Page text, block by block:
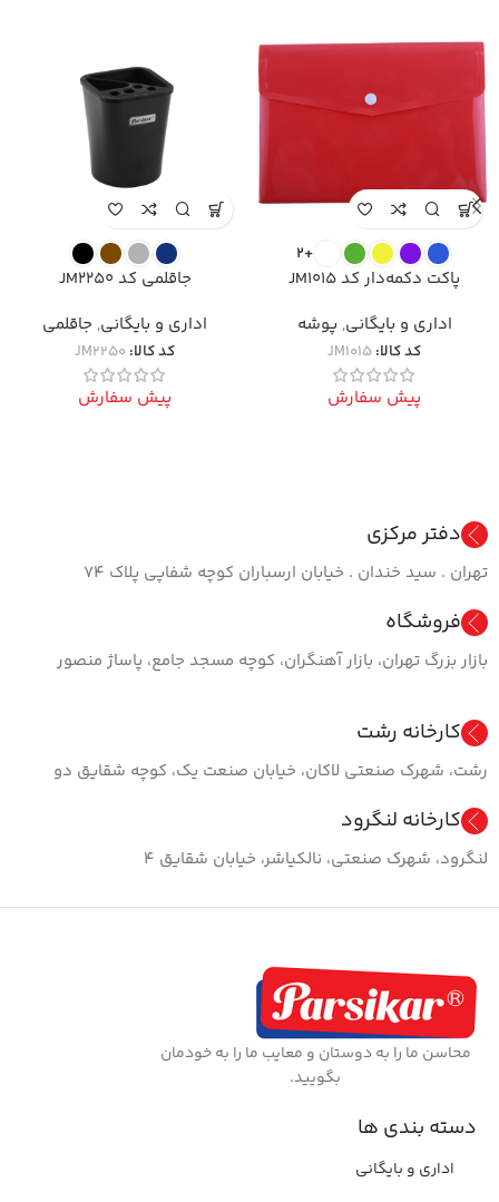
+2
پاکت دکمه‌دار کد JM1015
اداری و بایگانی, پوشه
کد کالا:JM1015
پیش سفارش
جاقلمی کد JM2250
اداری و بایگانی, جاقلمی
کد کالا:JM2250
پیش سفارش
دفتر مرکزی
تهران . سید خندان . خیابان ارسباران کوچه شفاپی پلاک ۷۴
فروشگاه
بازار بزرگ تهران، بازار آهنگران، کوچه مسجد جامع، پاساژ منصور
کارخانه رشت
رشت، شهرک صنعتی لاکان، خیابان صنعت یک، کوچه شقایق دو
کارخانه لنگرود
لنگرود، شهرک صنعتی، نالکیاشر، خیابان شقایق ۴
محاسن ما را به دوستان و معایب ما را به خودمان
بگویید.
دسته بندی ها
اداری و بایگانی